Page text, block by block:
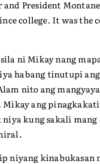
and President
college. It was the
ni Mikay nang
habang tinutupi ang
nito ang
Mikay ang
kung sakali mang
niyang kinabukasan